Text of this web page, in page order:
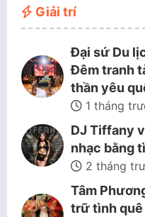
Giải trí
Đại sứ Du
Đêm tranh
thần yêu
1 tháng
DJ Tiffany
nhạc bằng
2 tháng
Tâm
trữ tình quê